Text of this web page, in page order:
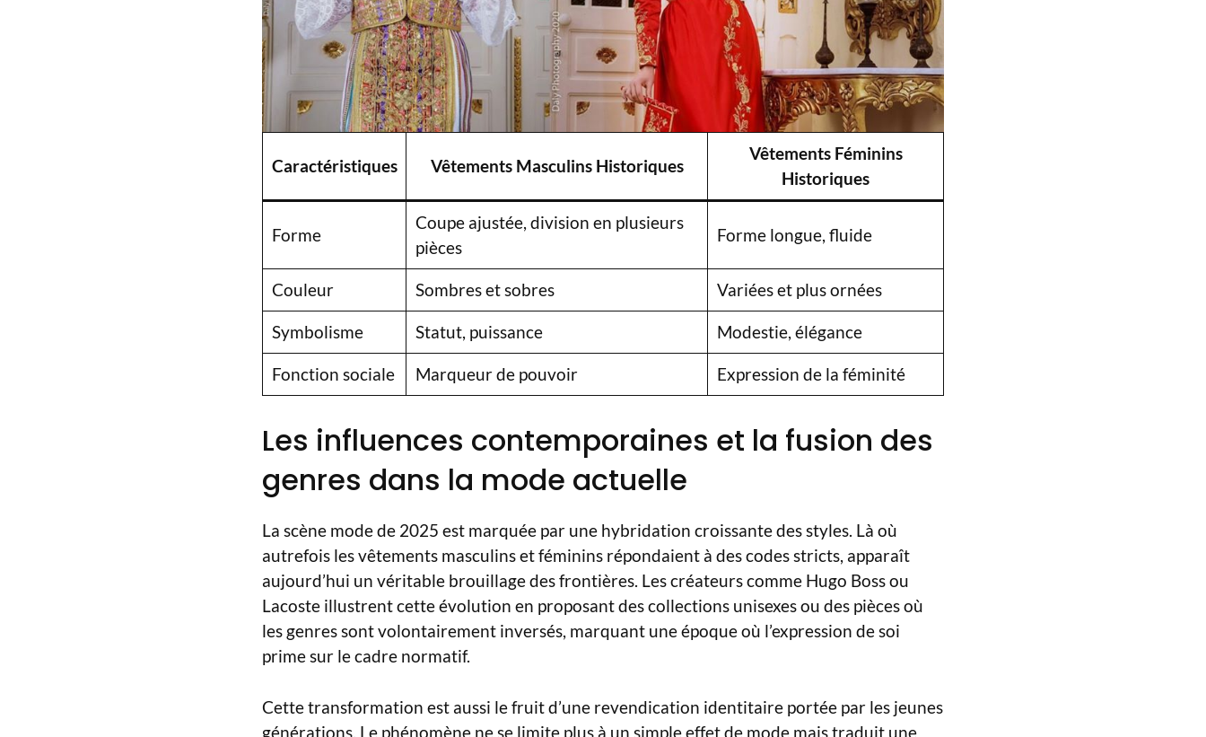
Caractéristiques Vêtements Masculins Historiques
Vêtements Féminins
Historiques
Forme
Coupe ajustée, division en plusieurs
pièces
Forme longue, fluide
Couleur Sombres et sobres Variées et plus ornées
Symbolisme Statut, puissance Modestie, élégance
Fonction sociale Marqueur de pouvoir Expression de la féminité
Les influences contemporaines et la fusion des
genres dans la mode actuelle
La scène mode de 2025 est marquée par une hybridation croissante des styles. Là où
autrefois les vêtements masculins et féminins répondaient à des codes stricts, apparaît
aujourd’hui un véritable brouillage des frontières. Les créateurs comme Hugo Boss ou
Lacoste illustrent cette évolution en proposant des collections unisexes ou des pièces où
les genres sont volontairement inversés, marquant une époque où l’expression de soi
prime sur le cadre normatif.
Cette transformation est aussi le fruit d’une revendication identitaire portée par les jeunes
générations. Le phénomène ne se limite plus à un simple effet de mode mais traduit une